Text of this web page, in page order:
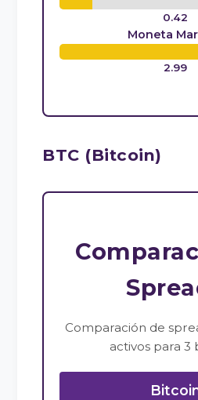
0.42
Moneta
2.99
BTC (Bitcoin)
Comparación de
activos para 3